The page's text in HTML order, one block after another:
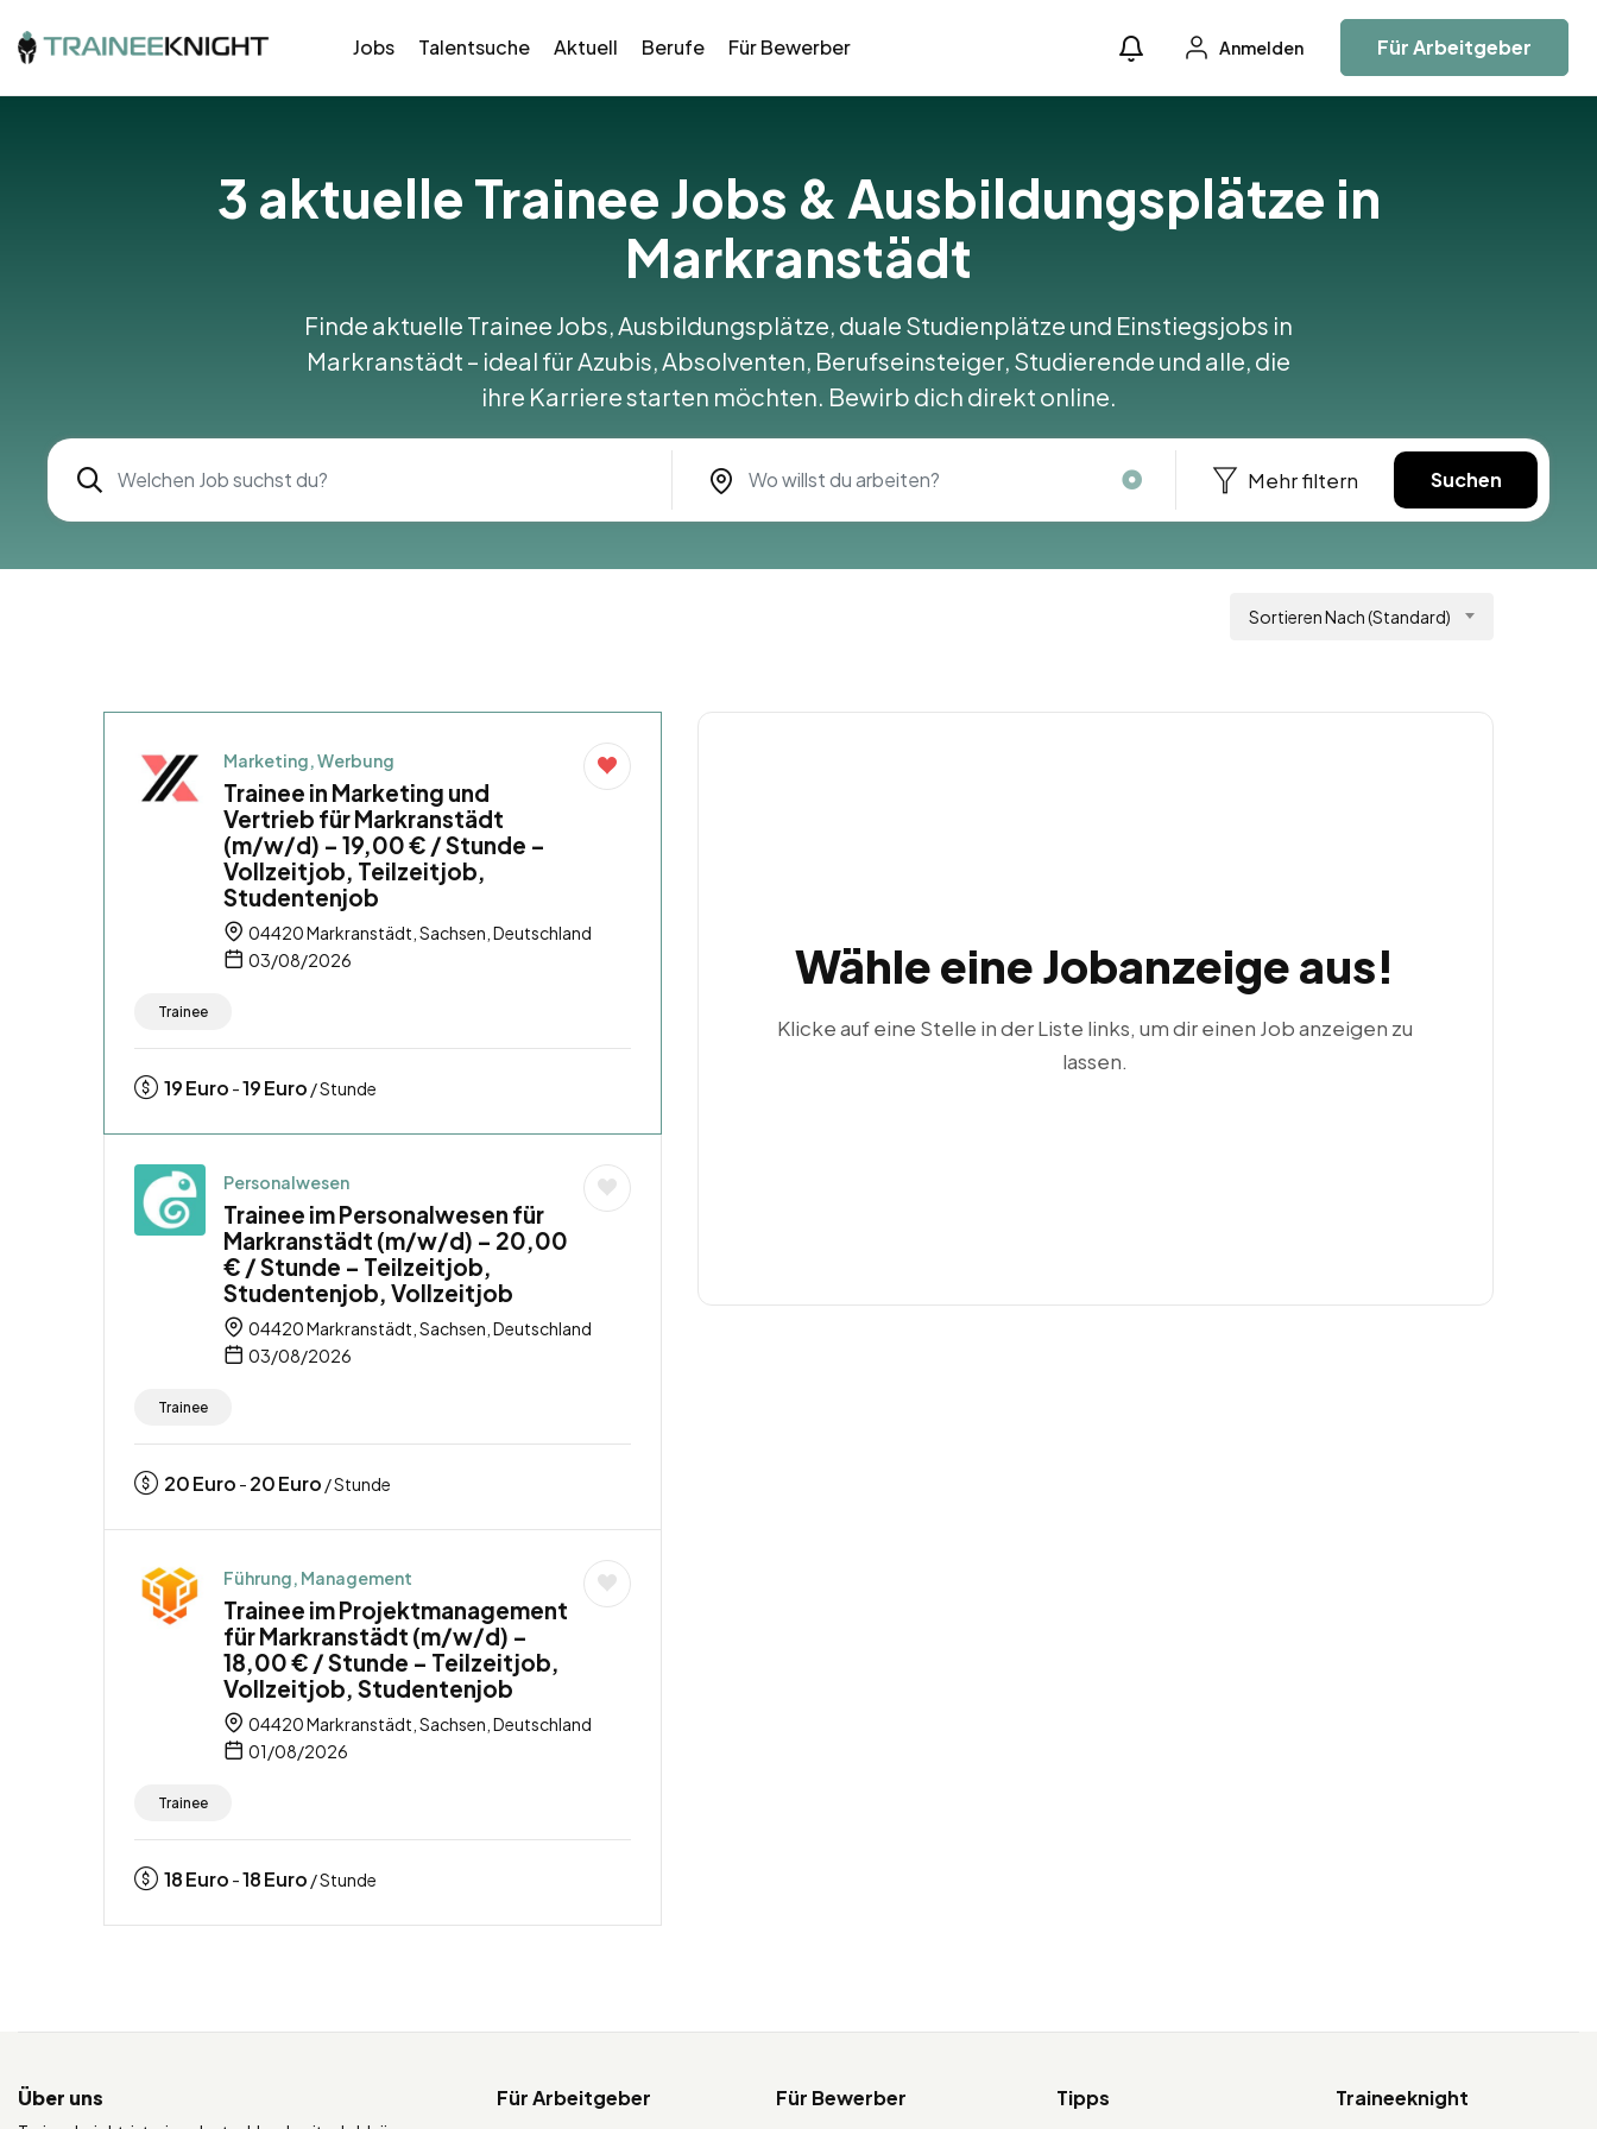
Jobs Talentsuche Aktuell Berufe Für Bewerber Anmelden Für Arbeitgeber
3 aktuelle Trainee Jobs & Ausbildungsplätze in
Markranstädt
Finde aktuelle Trainee Jobs, Ausbildungsplätze, duale Studienplätze und Einstiegsjobs in
Markranstädt – ideal für Azubis, Absolventen, Berufseinsteiger, Studierende und alle, die
ihre Karriere starten möchten. Bewirb dich direkt online.
Mehr filtern Suchen
Sortieren Nach (Standard)
Marketing, Werbung
Trainee in Marketing und
Vertrieb für Markranstädt
(m/w/d) – 19,00 € / Stunde –
Vollzeitjob, Teilzeitjob,
Studentenjob
04420 Markranstädt, Sachsen, Deutschland
03/08/2026
Trainee
19Euro -19Euro / Stunde
Personalwesen
Trainee im Personalwesen für
Markranstädt (m/w/d) – 20,00
€ / Stunde – Teilzeitjob,
Studentenjob, Vollzeitjob
04420 Markranstädt, Sachsen, Deutschland
03/08/2026
Trainee
20Euro - 20Euro / Stunde
Führung, Management
Trainee im Projektmanagement
für Markranstädt (m/w/d) –
18,00 € / Stunde – Teilzeitjob,
Vollzeitjob, Studentenjob
04420 Markranstädt, Sachsen, Deutschland
01/08/2026
Trainee
18Euro -18Euro / Stunde
Wähle eine Jobanzeige aus!
Klicke auf eine Stelle in der Liste links, um dir einen Job anzeigen zu
lassen.
Über uns Für Arbeitgeber Für Bewerber Tipps Traineeknight